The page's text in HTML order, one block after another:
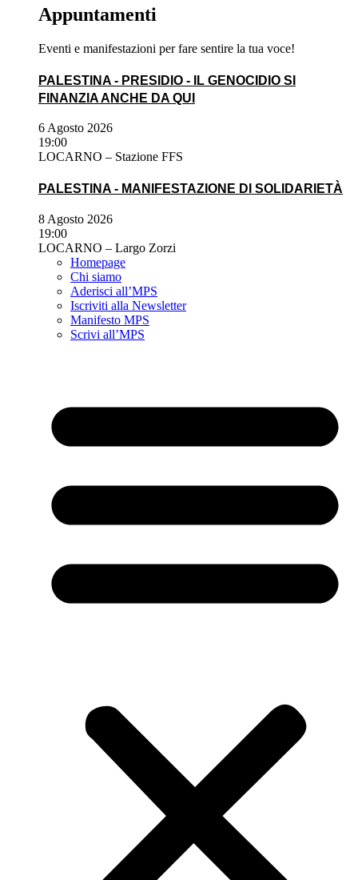
Appuntamenti
Eventi e manifestazioni per fare sentire la tua voce!
PALESTINA - PRESIDIO - IL GENOCIDIO SI
FINANZIA ANCHE DA QUI
6 Agosto 2026
19:00
LOCARNO – Stazione FFS
PALESTINA - MANIFESTAZIONE DI SOLIDARIETÀ
8 Agosto 2026
19:00
LOCARNO – Largo Zorzi
Homepage
Chi siamo
Aderisci all’MPS
Iscriviti alla Newsletter
Manifesto MPS
Scrivi all’MPS